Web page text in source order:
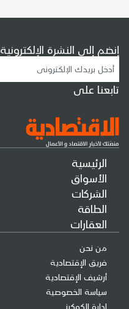
الرئيسية
الأسواق
الشركات
الطاقة
العقارات
من نحن
فريق الإقتصادية
أرشيف الإقتصادية
سياسة الخصوصية
إدارة الكوكيز
إنضم إلى النشرة الإلكترونية
تابعنا على